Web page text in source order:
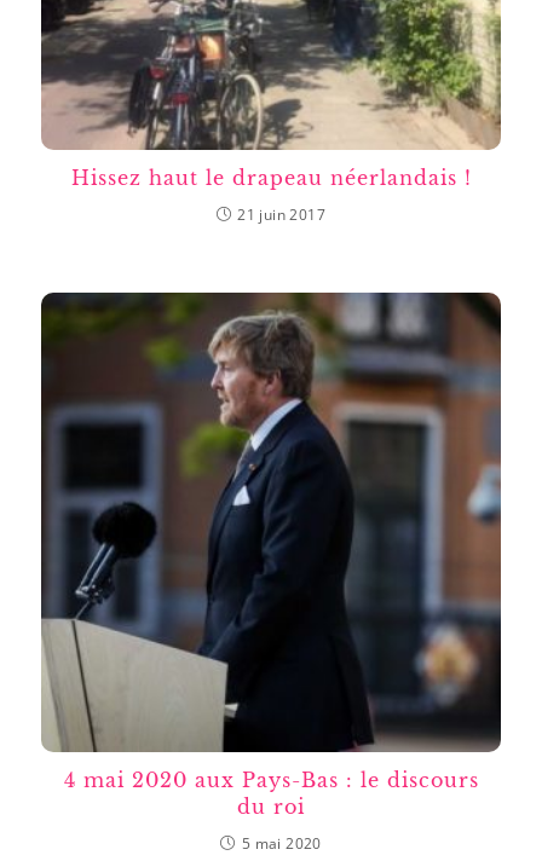
Hissez haut le drapeau néerlandais !
21 juin 2017
4 mai 2020 aux Pays-Bas : le discours
du roi
5 mai 2020